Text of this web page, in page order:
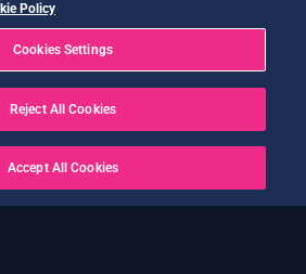
versión de Quantum Service
julio
del servicio tras OVH Cloud
Policy
Cookies Settings
Reject All Cookies
Accept All Cookies